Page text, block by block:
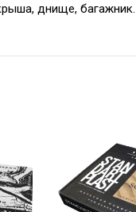
днище, багажник.